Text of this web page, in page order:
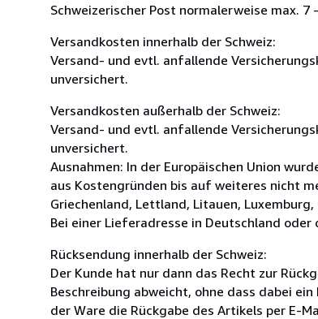
Schweizerischer Post normalerweise max. 7
Versandkosten innerhalb der Schweiz:
Versand- und evtl. anfallende
unversichert.
Versandkosten außerhalb der Schweiz:
Versand- und evtl. anfallende
unversichert.
Ausnahmen: In der Europäischen Union
aus Kostengründen bis auf weiteres nicht
Griechenland, Lettland, Litauen,
Bei einer Lieferadresse in Deutschland
Rücksendung innerhalb der Schweiz:
Der Kunde hat nur dann das Recht zur
Beschreibung abweicht, ohne dass dabei
der Ware die Rückgabe des Artikels per E-